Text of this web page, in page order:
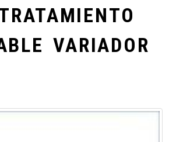
VARIADOR